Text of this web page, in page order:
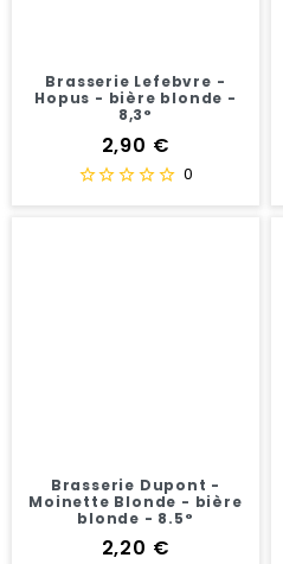
Brasserie Lefebvre -
Hopus - bière blonde -
8,3°
Prix
2,90 €
0
Brasserie Dupont -
Moinette Blonde - bière
blonde - 8.5°
Prix
2,20 €